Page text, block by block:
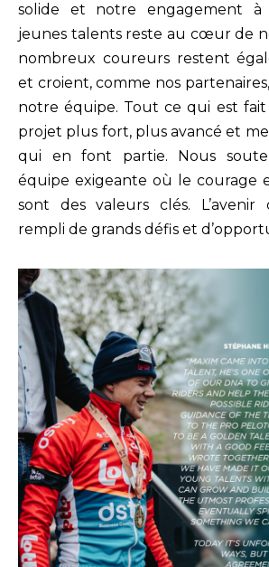
solide et notre engagement à
jeunes talents reste au cœur de
nombreux coureurs restent
et croient, comme nos
notre équipe. Tout ce qui est
projet plus fort, plus avancé et
qui en font partie. Nous
équipe exigeante où le courage
sont des valeurs clés. L’avenir
rempli de grands défis et